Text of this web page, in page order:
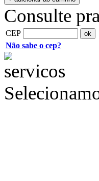
Consulte
CEP
Não sabe o cep?